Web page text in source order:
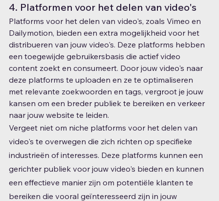
4. Platformen voor het delen van video's
Platforms voor het delen van video's, zoals Vimeo en
Dailymotion, bieden een extra mogelijkheid voor het
distribueren van jouw video's. Deze platforms hebben
een toegewijde gebruikersbasis die actief video
content zoekt en consumeert. Door jouw video's naar
deze platforms te uploaden en ze te optimaliseren
met relevante zoekwoorden en tags, vergroot je jouw
kansen om een ​​breder publiek te bereiken en verkeer
naar jouw website te leiden.
Vergeet niet om niche platforms voor het delen van
video's te overwegen die zich richten op specifieke
industrieën of interesses. Deze platforms kunnen een
gerichter publiek voor jouw video's bieden en kunnen
een effectieve manier zijn om potentiële klanten te
bereiken die vooral geïnteresseerd zijn in jouw